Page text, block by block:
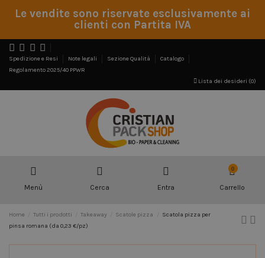
Le vendite sono riservate esclusivamente ai
clienti con Partita IVA
Spedizione e Resi Note legali Sezione Qualità
Catalogo
Regolamento 2025/40 PPWR
Lista dei desideri (0)
Menù Cerca Entra
0
Carrello
Home Tutti i prodotti Takeaway Scatole pizza
Scatola pizza per
pinsa romana (da 0,23 €/pz)